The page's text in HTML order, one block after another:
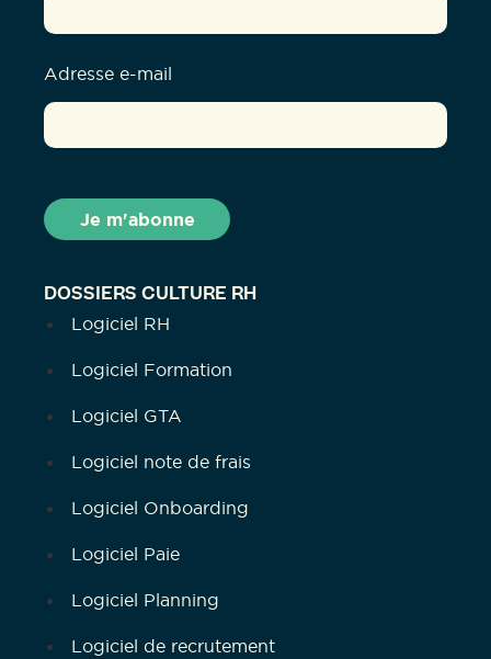
DOSSIERS CULTURE RH
Logiciel RH
Logiciel Formation
Logiciel GTA
Logiciel note de frais
Logiciel Onboarding
Logiciel Paie
Logiciel Planning
Logiciel de recrutement
Adresse e-mail